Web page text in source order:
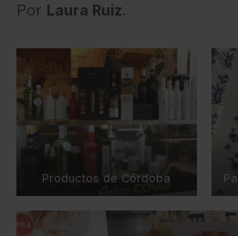
Por Laura Ruiz.
Productos de Córdoba